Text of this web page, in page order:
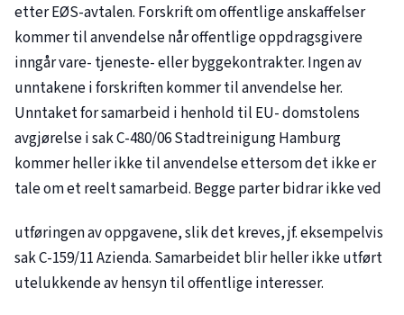
etter EØS-avtalen. Forskrift om offentlige anskaffelser
kommer til anvendelse når offentlige oppdragsgivere
inngår vare- tjeneste- eller byggekontrakter. Ingen av
unntakene i forskriften kommer til anvendelse her.
Unntaket for samarbeid i henhold til EU- domstolens
avgjørelse i sakC-480/06Stadtreinigung Hamburg
kommer heller ikke til anvendelse ettersom det ikke er
tale om et reelt samarbeid. Begge parter bidrar ikke ved
utføringen av oppgavene, slik det kreves, jf. eksempelvis
sakC-159/11Azienda. Samarbeidet blir heller ikke utført
utelukkende av hensyn til offentlige interesser.